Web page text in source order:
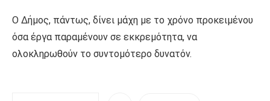
Ο Δήμος, πάντως, δίνει μάχη με το χρόνο προκειμένου
όσα έργα παραμένουν σε εκκρεμότητα, να
ολοκληρωθούν το συντομότερο δυνατόν.